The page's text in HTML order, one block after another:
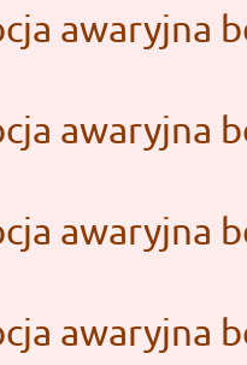
awaryjna
awaryjna
awaryjna
awaryjna